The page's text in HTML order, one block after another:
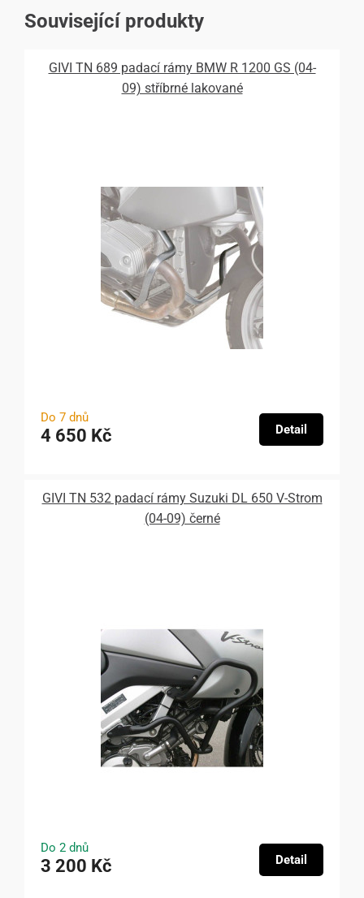
Související produkty
GIVI TN 689 padací rámy BMW R 1200 GS (04-
09) stříbrné lakované
Do 7 dnů
4 650 Kč Detail
GIVI TN 532 padací rámy Suzuki DL 650 V-Strom
(04-09) černé
Do 2 dnů
3 200 Kč Detail